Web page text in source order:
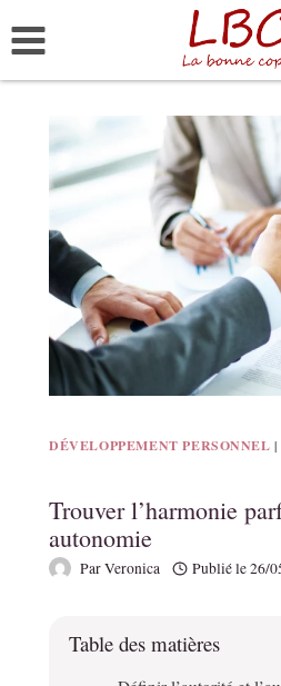
au
contenu
DÉVELOPPEMENT PERSONNEL |
Trouver l’harmonie
autonomie
ParVeronica Publié le26/
Table des matières